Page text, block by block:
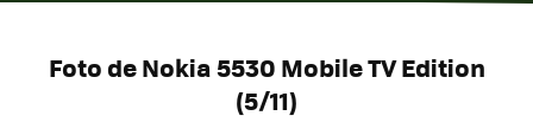
Foto de Nokia 5530 Mobile TV Edition
(5/11)